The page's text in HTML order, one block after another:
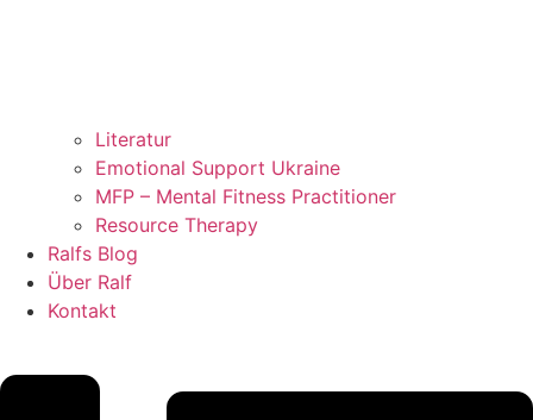
Literatur
Emotional Support Ukraine
MFP – Mental Fitness Practitioner
Resource Therapy
Ralfs Blog
Über Ralf
Kontakt